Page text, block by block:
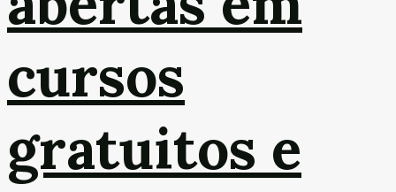
cursos
gratuitos e